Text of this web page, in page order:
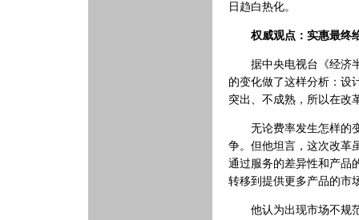
日趋白热化。
权威观点：实惠最终
据中央电视台《经济半
的变化做了这样分析：设
突出、不成熟，所以在改
无论费率发生怎样的变
争。但他坦言，这次改革
通过服务的差异性和产品
转移到提供更多产品的市
他认为出现市场不规范